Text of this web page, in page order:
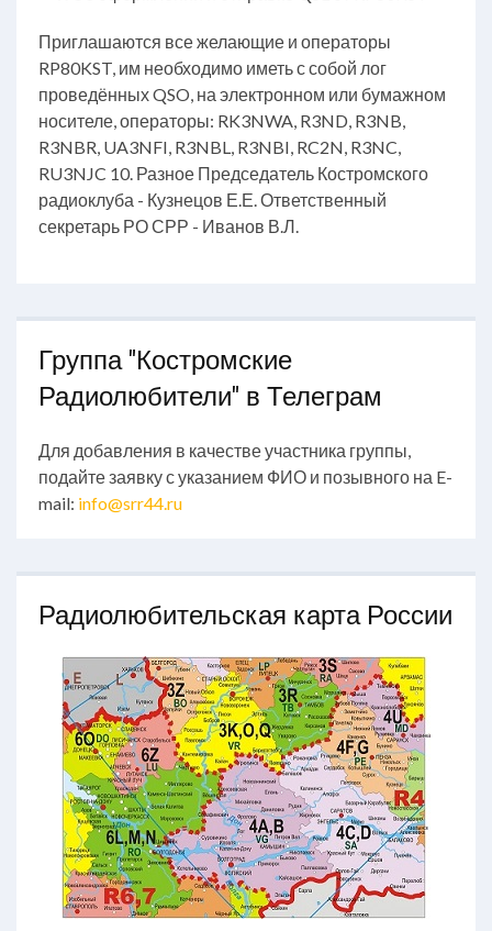
Приглашаются все желающие и операторы
RP80KST, им необходимо иметь с собой лог
проведённых QSO, на электронном или бумажном
носителе, операторы: RK3NWA, R3ND, R3NB,
R3NBR, UA3NFI, R3NBL, R3NBI, RC2N, R3NC,
RU3NJC 10. Разное Председатель Костромского
радиоклуба - Кузнецов Е.Е. Ответственный
секретарь РО СРР - Иванов В.Л.
Группа "Костромские
Радиолюбители" в Телеграм
Для добавления в качестве участника группы,
подайте заявку с указанием ФИО и позывного на E-
mail: info@srr44.ru
Радиолюбительская карта России